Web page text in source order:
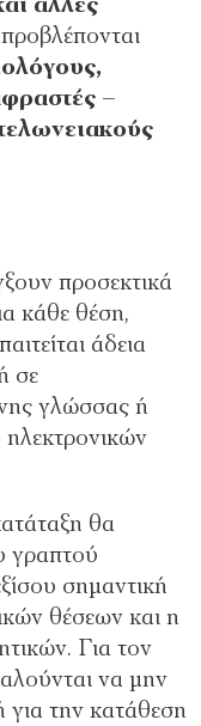
άλλες
–
προσεκτικά
κάθε θέση,
άδεια
σε
γλώσσας ή
ηλεκτρονικών
θα
γραπτού
σημαντική
θέσεων και η
Για τον
να μην
για την κατάθεση